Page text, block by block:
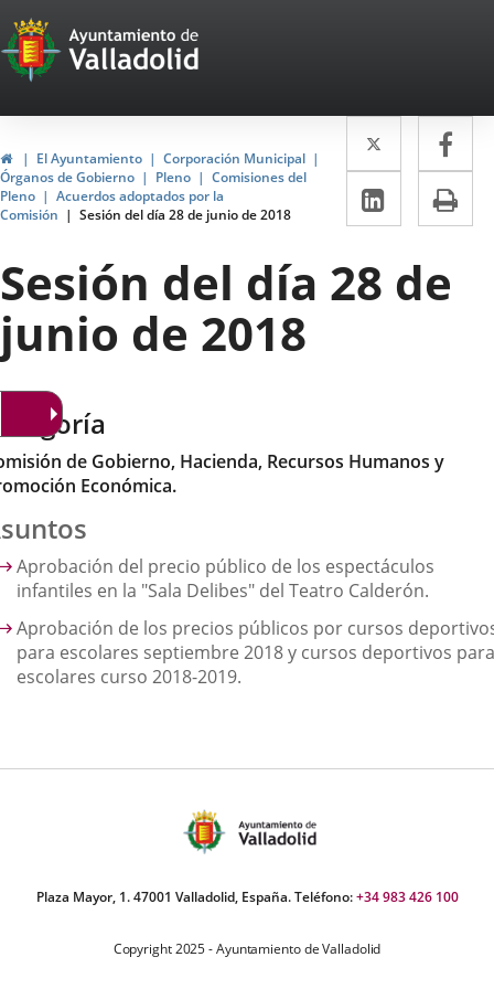
Portal
Web
del
Ayuntamiento
de
Valladolid
HomeEl Ayuntamiento
Corporación Municipal
Órganos de Gobierno
Pleno
Comisiones del
Pleno
Acuerdos adoptados por la
Comisión
Sesión del día 28 de junio de 2018
Twitter
Enlace
a
una
externa.
a
Linkedin
Enlace
a
una
Sesión del día 28 de
junio de 2018
de Gobierno, Hacienda, Recursos Humanos y
Económica.
Aprobación del precio público de los espectáculos
infantiles en la "Sala Delibes" del Teatro Calderón.
Aprobación de los precios públicos por cursos
para escolares septiembre 2018 y cursos deportivos para
escolares curso 2018-2019.
Plaza Mayor, 1. 47001 Valladolid, España. Teléfono:+34 983 426 100
Copyright 2025 - Ayuntamiento de Valladolid